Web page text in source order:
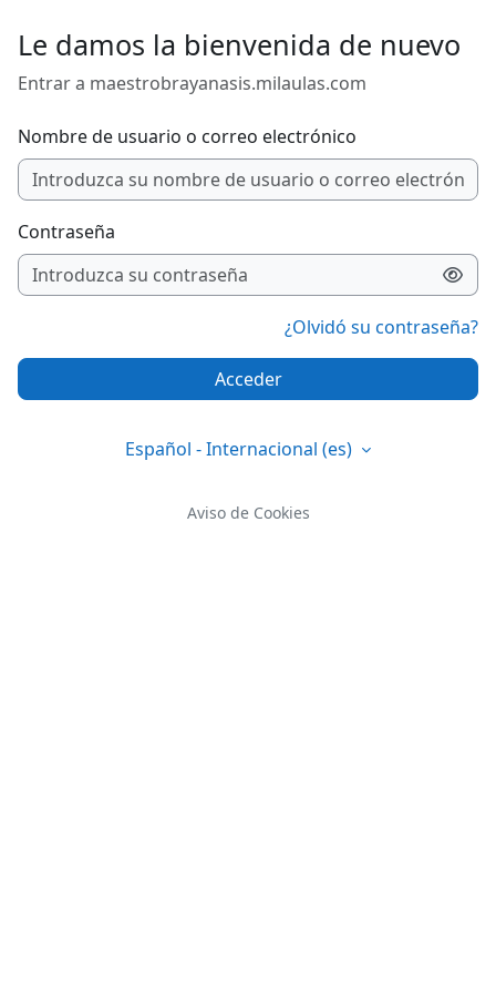
Le damos la bienvenida de nuevo
Entrar a maestrobrayanasis.milaulas.com
Nombre de usuario o correo electrónico
Contraseña
¿Olvidó su contraseña?
Acceder
Español - Internacional ‎(es)‎
Aviso de Cookies